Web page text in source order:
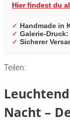
Hier findest du
✓ Handmade in
✓ Galerie-Druck:
✓ Sicherer
Teilen:
Nacht –